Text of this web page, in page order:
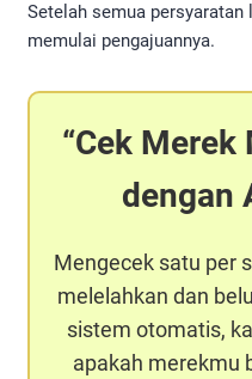
Setelah semua persyaratan
memulai pengajuannya.
Cek Merek
dengan
Mengecek satu per
melelahkan dan
sistem otomatis,
apakah merekmu